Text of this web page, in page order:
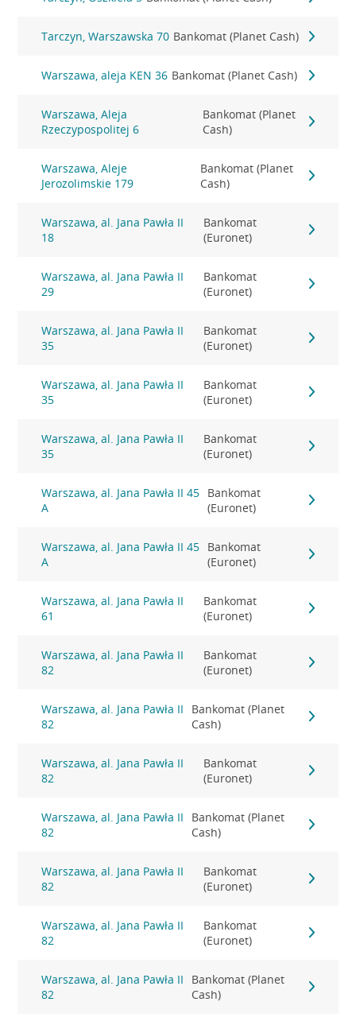
Tarczyn, Warszawska 70 Bankomat (Planet Cash)
Warszawa, aleja KEN 36 Bankomat (Planet Cash)
Warszawa, Aleja
Rzeczypospolitej 6
Bankomat (Planet
Cash)
Warszawa, Aleje
Jerozolimskie 179
Bankomat (Planet
Cash)
Warszawa, al. Jana Pawła II
18
Bankomat
(Euronet)
Warszawa, al. Jana Pawła II
29
Bankomat
(Euronet)
Warszawa, al. Jana Pawła II
35
Bankomat
(Euronet)
Warszawa, al. Jana Pawła II
35
Bankomat
(Euronet)
Warszawa, al. Jana Pawła II
35
Bankomat
(Euronet)
Warszawa, al. Jana Pawła II 45
A
Bankomat
(Euronet)
Warszawa, al. Jana Pawła II 45
A
Bankomat
(Euronet)
Warszawa, al. Jana Pawła II
61
Bankomat
(Euronet)
Warszawa, al. Jana Pawła II
82
Bankomat
(Euronet)
Warszawa, al. Jana Pawła II
82
Bankomat (Planet
Cash)
Warszawa, al. Jana Pawła II
82
Bankomat
(Euronet)
Warszawa, al. Jana Pawła II
82
Bankomat (Planet
Cash)
Warszawa, al. Jana Pawła II
82
Bankomat
(Euronet)
Warszawa, al. Jana Pawła II
82
Bankomat
(Euronet)
Warszawa, al. Jana Pawła II
82
Bankomat (Planet
Cash)